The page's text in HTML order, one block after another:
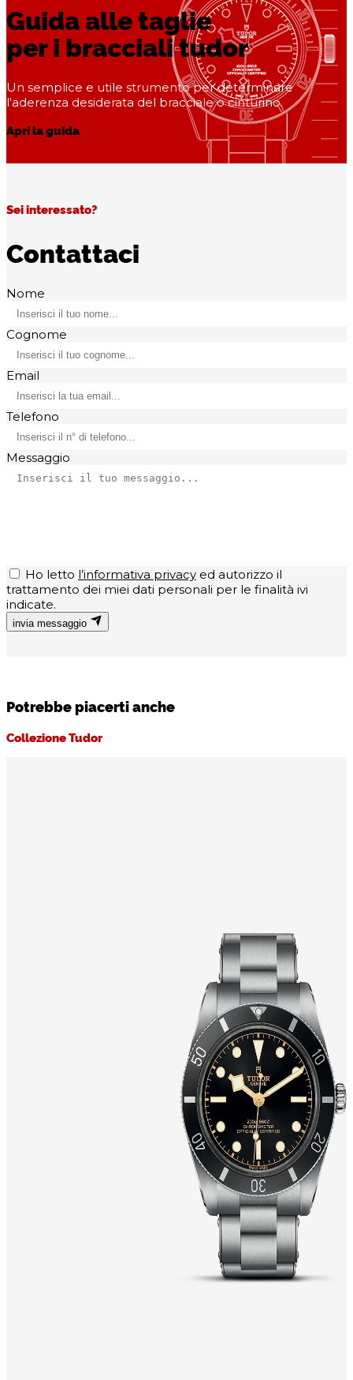
Guida alle taglie
per i bracciali tudor
Un semplice e utile strumento per determinare
l'aderenza desiderata del bracciale o cinturino.
Apri la guida
Sei interessato?
Contattaci
Nome
Cognome
Email
Telefono
Messaggio
Ho letto l’informativa privacy ed autorizzo il
trattamento dei miei dati personali per le finalità ivi
indicate.
invia messaggio
Potrebbe piacerti anche
Collezione Tudor